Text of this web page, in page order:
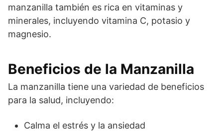
manzanilla también es rica en vitaminas y
minerales, incluyendo vitamina C, potasio y
magnesio.
Beneficios de la Manzanilla
La manzanilla tiene una variedad de beneficios
para la salud, incluyendo:
Calma el estrés y la ansiedad